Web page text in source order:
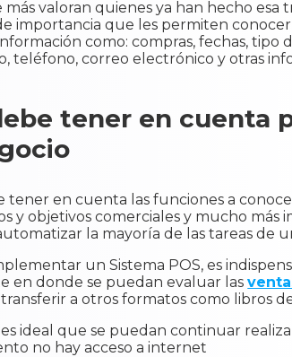
más valoran quienes ya han hecho
importancia que les permiten
como: compras, fechas,
teléfono, correo electrónico y otras
tener en cuenta
tener en cuenta las funciones a
y objetivos comerciales y mucho
la mayoría de las tareas de
un Sistema POS, es
en donde se puedan evaluar las
a otros formatos como libros
ideal que se puedan continuar
no hay acceso a internet